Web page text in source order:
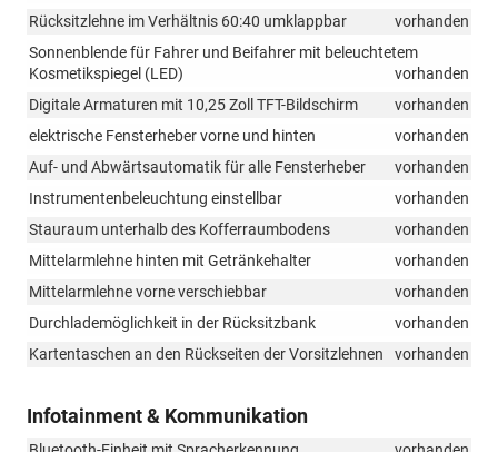
Rücksitzlehne im Verhältnis 60:40 umklappbar
vorhanden
Sonnenblende für Fahrer und Beifahrer mit beleuchtetem
Kosmetikspiegel (LED)
vorhanden
Digitale Armaturen mit 10,25 Zoll TFT-Bildschirm
vorhanden
elektrische Fensterheber vorne und hinten
vorhanden
Auf- und Abwärtsautomatik für alle Fensterheber
vorhanden
Instrumentenbeleuchtung einstellbar
vorhanden
Stauraum unterhalb des Kofferraumbodens
vorhanden
Mittelarmlehne hinten mit Getränkehalter
vorhanden
Mittelarmlehne vorne verschiebbar
vorhanden
Durchlademöglichkeit in der Rücksitzbank
vorhanden
Kartentaschen an den Rückseiten der Vorsitzlehnen
vorhanden
Infotainment & Kommunikation